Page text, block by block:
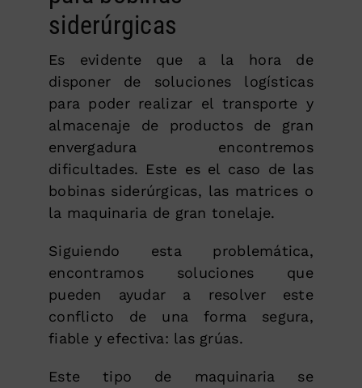
siderúrgicas
Es evidente que a la hora de
disponer de soluciones logísticas
para poder realizar el transporte y
almacenaje de productos de gran
envergadura encontremos
dificultades. Este es el caso de las
bobinas siderúrgicas, las matrices o
la maquinaria de gran tonelaje.
Siguiendo esta problemática,
encontramos soluciones que
pueden ayudar a resolver este
conflicto de una forma segura,
fiable y efectiva: las grúas.
Este tipo de maquinaria se